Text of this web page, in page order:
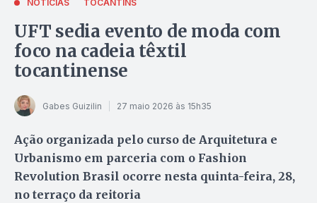
NOTÍCIAS TOCANTINS
UFT sedia evento de moda com
foco na cadeia têxtil
tocantinense
Gabes Guizilin 27 maio 2026 às 15h35
Ação organizada pelo curso de Arquitetura e
Urbanismo em parceria com o Fashion
Revolution Brasil ocorre nesta quinta-feira, 28,
no terraço da reitoria